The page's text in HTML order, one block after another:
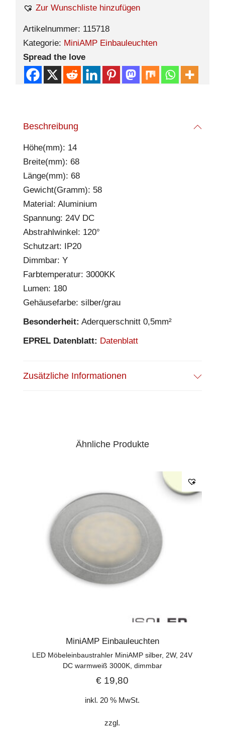
Zur Wunschliste hinzufügen
Artikelnummer: 115718
Kategorie: MiniAMP Einbauleuchten
Spread the love
Beschreibung
Höhe(mm): 14
Breite(mm): 68
Länge(mm): 68
Gewicht(Gramm): 58
Material: Aluminium
Spannung: 24V DC
Abstrahlwinkel: 120°
Schutzart: IP20
Dimmbar: Y
Farbtemperatur: 3000KK
Lumen: 180
Gehäusefarbe: silber/grau
Besonderheit: Aderquerschnitt 0,5mm²
EPREL Datenblatt: Datenblatt
Zusätzliche Informationen
Ähnliche Produkte
MiniAMP Einbauleuchten
LED Möbeleinbaustrahler MiniAMP silber, 2W, 24V
DC warmweiß 3000K, dimmbar
€ 19,80
inkl. 20 % MwSt.
zzgl.